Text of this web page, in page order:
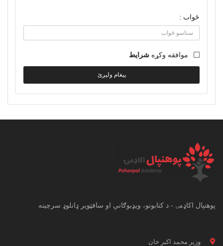
ځواب :
موافقه وکړه شرایط
پیغام ولیږئ
پوهنپال اکاډمۍ - د کتابونو، ویډیوګانې او سافټویر ډانلوډ سرچینه
وزیر محمد اکبر خان